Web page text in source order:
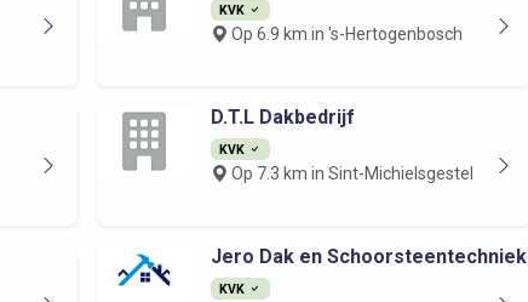
KVK
Op 6.9 km in 's-Hertogenbosch
D.T.L Dakbedrijf
KVK
Op 7.3 km in Sint-Michielsgestel
Jero Dak en Schoorsteentechniek
KVK